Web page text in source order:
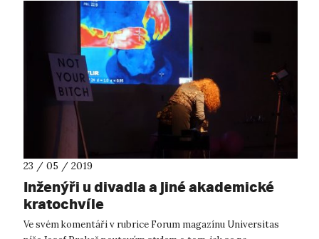
23 / 05 / 2019
Inženýři u divadla a jiné akademické
kratochvíle
Ve svém komentáři v rubrice Forum magazínu Universitas